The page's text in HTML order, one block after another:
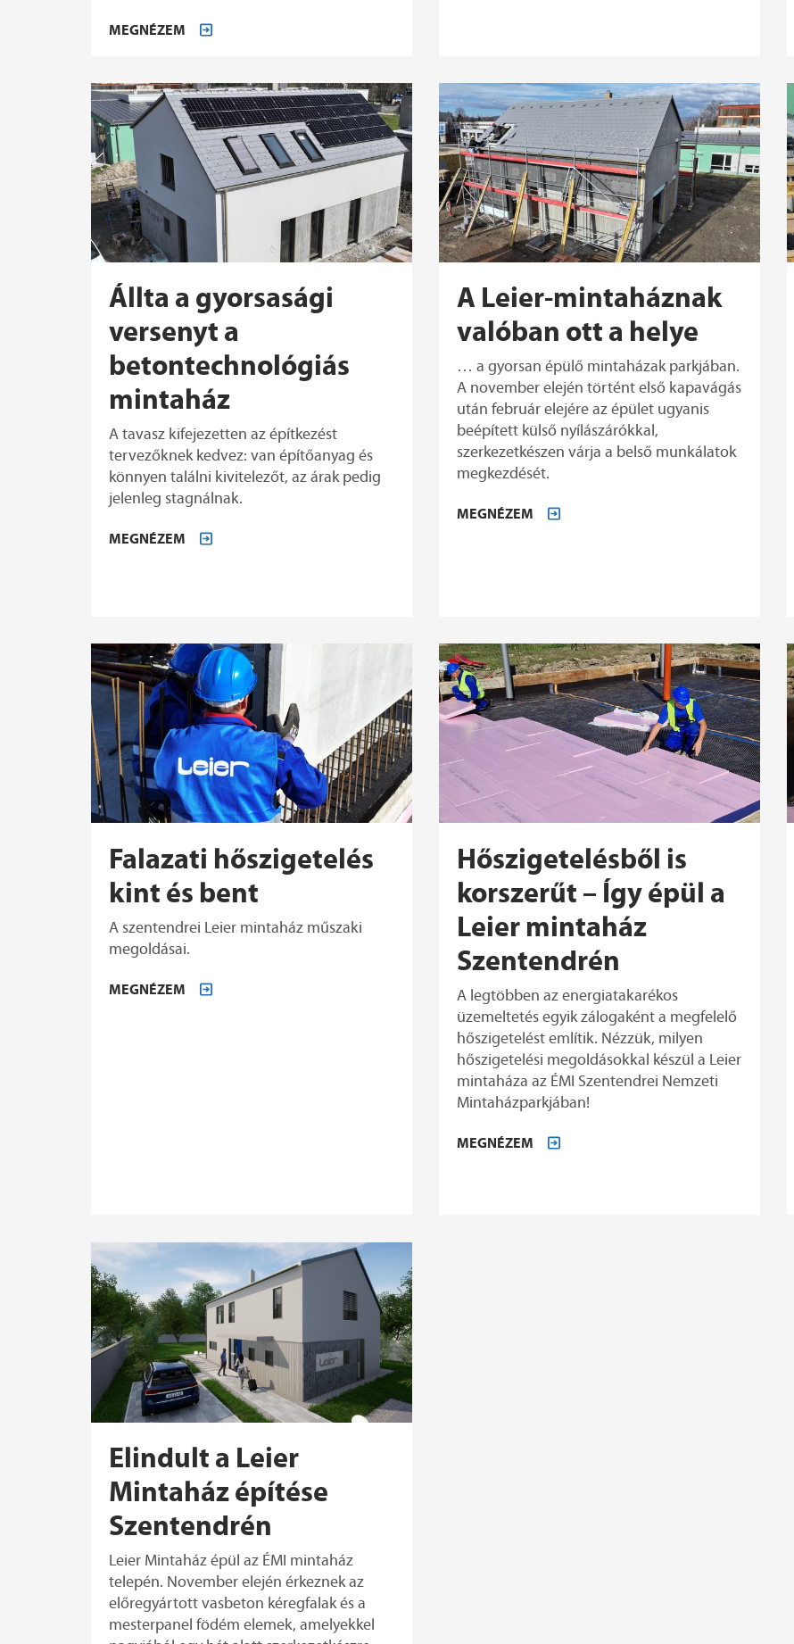
MEGNÉZEM
Állta a gyorsasági
versenyt a
betontechnológiás
mintaház
A tavasz kifejezetten az építkezést
tervezőknek kedvez: van építőanyag és
könnyen találni kivitelezőt, az árak pedig
jelenleg stagnálnak.
MEGNÉZEM
A Leier-mintaháznak
valóban ott a helye
… a gyorsan épülő mintaházak parkjában.
A november elején történt első kapavágás
után február elejére az épület ugyanis
beépített külső nyílászárókkal,
szerkezetkészen várja a belső munkálatok
megkezdését.
MEGNÉZEM
Falazati hőszigetelés
kint és bent
A szentendrei Leier mintaház műszaki
megoldásai.
MEGNÉZEM
Hőszigetelésből is
korszerűt – Így épül a
Leier mintaház
Szentendrén
A legtöbben az energiatakarékos
üzemeltetés egyik zálogaként a megfelelő
hőszigetelést említik. Nézzük, milyen
hőszigetelési megoldásokkal készül a Leier
mintaháza az ÉMI Szentendrei Nemzeti
Mintaházparkjában!
MEGNÉZEM
Elindult a Leier
Mintaház építése
Szentendrén
Leier Mintaház épül az ÉMI mintaház
telepén. November elején érkeznek az
előregyártott vasbeton kéregfalak és a
mesterpanel födém elemek, amelyekkel